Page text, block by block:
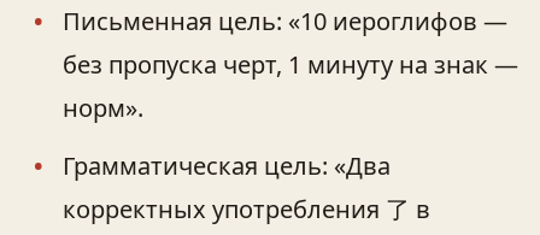
Письменная цель: «10 иероглифов —
без пропуска черт, 1 минуту на знак —
норм».
Грамматическая цель: «Два
корректных употребления 了 в